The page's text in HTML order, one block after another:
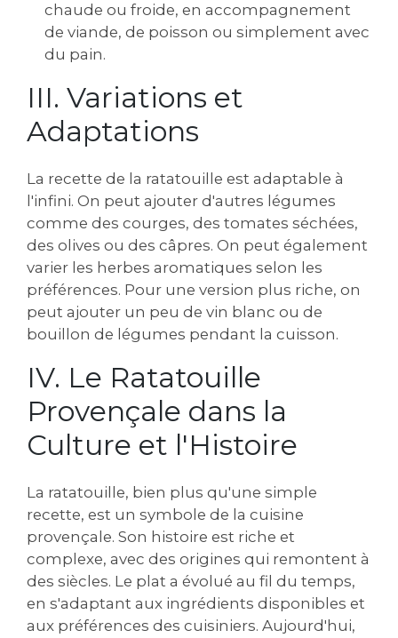
chaude ou froide‚ en accompagnement
de viande‚ de poisson ou simplement avec
du pain.
III. Variations et
Adaptations
La recette de la ratatouille est adaptable à
l'infini. On peut ajouter d'autres légumes
comme des courges‚ des tomates séchées‚
des olives ou des câpres. On peut également
varier les herbes aromatiques selon les
préférences. Pour une version plus riche‚ on
peut ajouter un peu de vin blanc ou de
bouillon de légumes pendant la cuisson.
IV. Le Ratatouille
Provençale dans la
Culture et l'Histoire
La ratatouille‚ bien plus qu'une simple
recette‚ est un symbole de la cuisine
provençale. Son histoire est riche et
complexe‚ avec des origines qui remontent à
des siècles. Le plat a évolué au fil du temps‚
en s'adaptant aux ingrédients disponibles et
aux préférences des cuisiniers. Aujourd'hui‚